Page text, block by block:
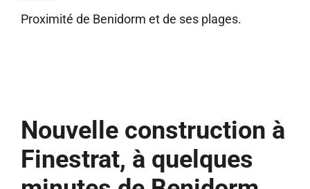
Proximité de Benidorm et de ses plages.
Nouvelle construction à
Finestrat, à quelques